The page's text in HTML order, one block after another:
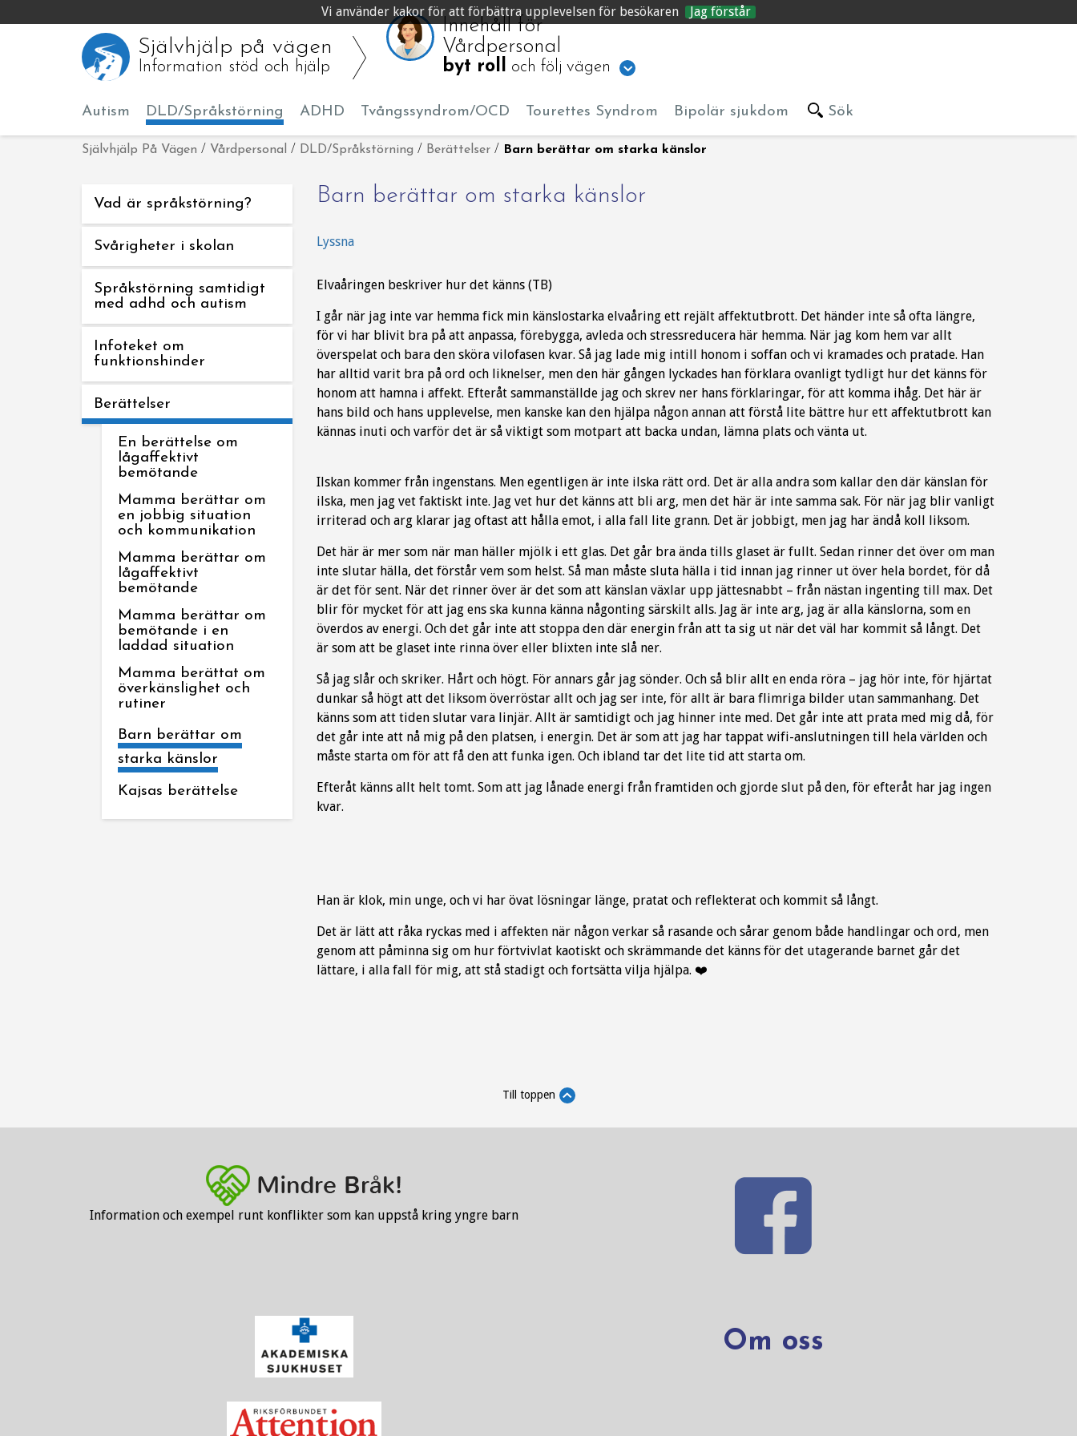
Vi använder kakor för att förbättra upplevelsen för besökaren Jag förstår
Självhjälp på vägen
Information stöd och hjälp
Innehåll för
Vårdpersonal
byt roll och följ vägen
Autism DLD/Språkstörning ADHD Tvångssyndrom/OCD Tourettes Syndrom Bipolär sjukdom Sök
Självhjälp På Vägen / Vårdpersonal / DLD/Språkstörning / Berättelser / Barn berättar om starka känslor
Vad är språkstörning?
Svårigheter i skolan
Språkstörning samtidigt
med adhd och autism
Infoteket om
funktionshinder
Berättelser
En berättelse om
lågaffektivt
bemötande
Mamma berättar om
en jobbig situation
och kommunikation
Mamma berättar om
lågaffektivt
bemötande
Mamma berättar om
bemötande i en
laddad situation
Mamma berättat om
överkänslighet och
rutiner
Barn berättar om
starka känslor
Kajsas berättelse
Barn berättar om starka känslor
Lyssna
Elvaåringen beskriver hur det känns (TB)
I går när jag inte var hemma fick min känslostarka elvaåring ett rejält affektutbrott. Det händer inte så ofta längre,
för vi har blivit bra på att anpassa, förebygga, avleda och stressreducera här hemma. När jag kom hem var allt
överspelat och bara den sköra vilofasen kvar. Så jag lade mig intill honom i soffan och vi kramades och pratade. Han
har alltid varit bra på ord och liknelser, men den här gången lyckades han förklara ovanligt tydligt hur det känns för
honom att hamna i affekt. Efteråt sammanställde jag och skrev ner hans förklaringar, för att komma ihåg. Det här är
hans bild och hans upplevelse, men kanske kan den hjälpa någon annan att förstå lite bättre hur ett affektutbrott kan
kännas inuti och varför det är så viktigt som motpart att backa undan, lämna plats och vänta ut.
Ilskan kommer från ingenstans. Men egentligen är inte ilska rätt ord. Det är alla andra som kallar den där känslan för
ilska, men jag vet faktiskt inte. Jag vet hur det känns att bli arg, men det här är inte samma sak. För när jag blir vanligt
irriterad och arg klarar jag oftast att hålla emot, i alla fall lite grann. Det är jobbigt, men jag har ändå koll liksom.
Det här är mer som när man häller mjölk i ett glas. Det går bra ända tills glaset är fullt. Sedan rinner det över om man
inte slutar hälla, det förstår vem som helst. Så man måste sluta hälla i tid innan jag rinner ut över hela bordet, för då
är det för sent. När det rinner över är det som att känslan växlar upp jättesnabbt – från nästan ingenting till max. Det
blir för mycket för att jag ens ska kunna känna någonting särskilt alls. Jag är inte arg, jag är alla känslorna, som en
överdos av energi. Och det går inte att stoppa den där energin från att ta sig ut när det väl har kommit så långt. Det
är som att be glaset inte rinna över eller blixten inte slå ner.
Så jag slår och skriker. Hårt och högt. För annars går jag sönder. Och så blir allt en enda röra – jag hör inte, för hjärtat
dunkar så högt att det liksom överröstar allt och jag ser inte, för allt är bara flimriga bilder utan sammanhang. Det
känns som att tiden slutar vara linjär. Allt är samtidigt och jag hinner inte med. Det går inte att prata med mig då, för
det går inte att nå mig på den platsen, i energin. Det är som att jag har tappat wifi-anslutningen till hela världen och
måste starta om för att få den att funka igen. Och ibland tar det lite tid att starta om.
Efteråt känns allt helt tomt. Som att jag lånade energi från framtiden och gjorde slut på den, för efteråt har jag ingen
kvar.
Han är klok, min unge, och vi har övat lösningar länge, pratat och reflekterat och kommit så långt.
Det är lätt att råka ryckas med i affekten när någon verkar så rasande och sårar genom både handlingar och ord, men
genom att påminna sig om hur förtvivlat kaotiskt och skrämmande det känns för det utagerande barnet går det
lättare, i alla fall för mig, att stå stadigt och fortsätta vilja hjälpa. ❤
Till toppen
Information och exempel runt konflikter som kan uppstå kring yngre barn
Om oss